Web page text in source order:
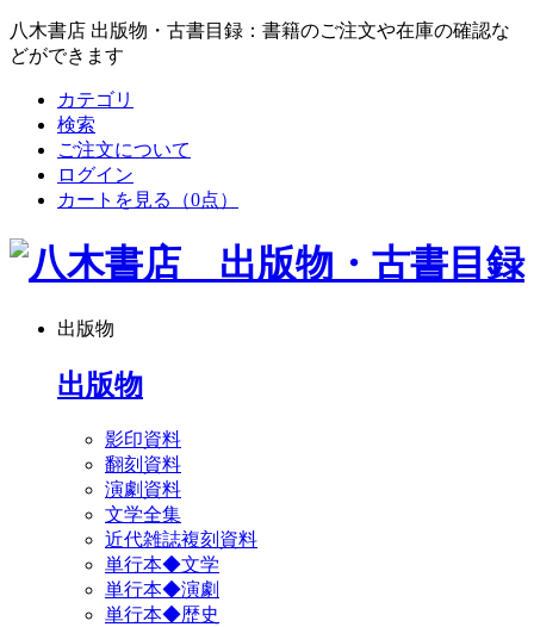
八木書店 出版物・古書目録：書籍のご注文や在庫の確認な
どができます
カテゴリ
検索
ご注文について
ログイン
カートを見る
（0点）
出版物
出版物
影印資料
翻刻資料
演劇資料
文学全集
近代雑誌複刻資料
単行本◆文学
単行本◆演劇
単行本◆歴史